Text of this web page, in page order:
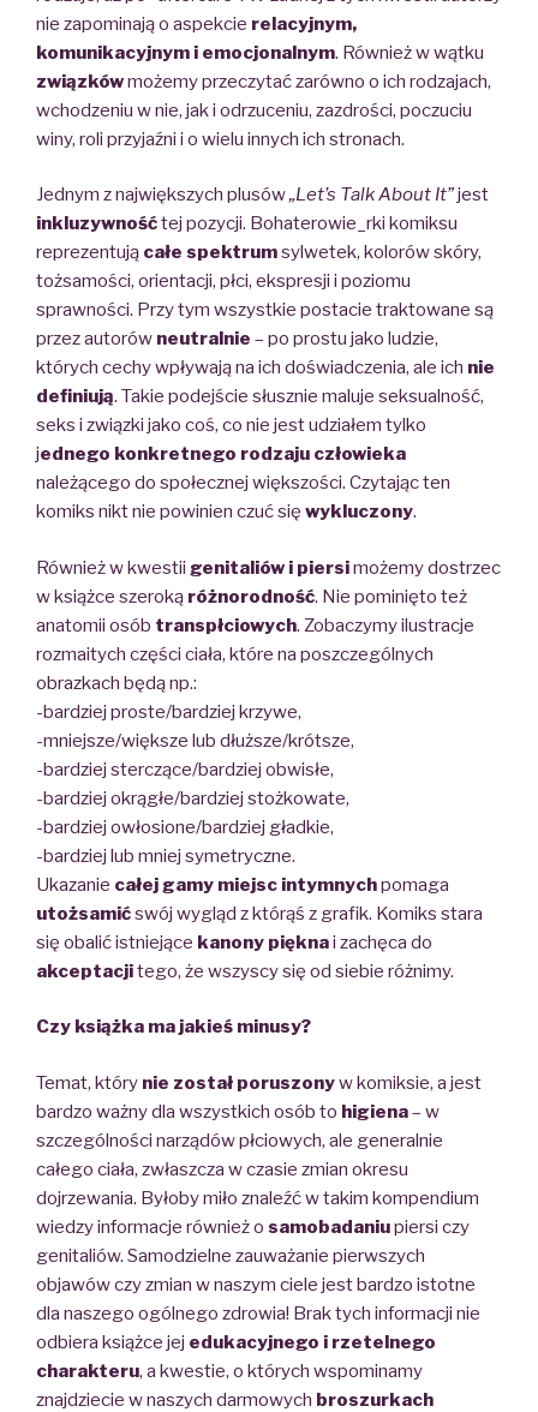
nie zapominają o aspekcie relacyjnym,
komunikacyjnym i emocjonalnym. Również w wątku
związkówmożemy przeczytać zarówno o ich rodzajach,
wchodzeniu w nie, jak i odrzuceniu, zazdrości, poczuciu
winy, roli przyjaźni i o wielu innych ich stronach.
Jednym z największych plusów„Let’s Talk About It”jest
inkluzywnośćtej pozycji. Bohaterowie_rki komiksu
reprezentują całe spektrumsylwetek, kolorów skóry,
tożsamości, orientacji, płci, ekspresji i poziomu
sprawności. Przy tym wszystkie postacie traktowane są
przez autorów neutralnie – po prostu jako ludzie,
których cechy wpływają na ich doświadczenia, ale ich nie
definiują. Takie podejście słusznie maluje seksualność,
seks i związki jako coś, co nie jest udziałem tylko
jednego konkretnego rodzaju człowieka
należącego do społecznej większości. Czytając ten
komiks nikt nie powinien czuć się wykluczony.
Również w kwestii genitaliów i piersimożemy dostrzec
w książce szeroką różnorodność. Nie pominięto też
anatomii osób transpłciowych. Zobaczymy ilustracje
rozmaitych części ciała, które na poszczególnych
obrazkach będą np.:
-bardziej proste/bardziej krzywe,
-mniejsze/większe lub dłuższe/krótsze,
-bardziej sterczące/bardziej obwisłe,
-bardziej okrągłe/bardziej stożkowate,
-bardziej owłosione/bardziej gładkie,
-bardziej lub mniej symetryczne.
Ukazanie całej gamy miejsc intymnychpomaga
utożsamićswój wygląd z którąś z grafik. Komiks stara
się obalić istniejące kanony pięknai zachęca do
akceptacjitego, że wszyscy się od siebie różnimy.
Czy książka ma jakieś minusy?
Temat, który nie został poruszonyw komiksie, a jest
bardzo ważny dla wszystkich osób to higiena– w
szczególności narządów płciowych, ale generalnie
całego ciała, zwłaszcza w czasie zmian okresu
dojrzewania. Byłoby miło znaleźć w takim kompendium
wiedzy informacje również o samobadaniupiersi czy
genitaliów. Samodzielne zauważanie pierwszych
objawów czy zmian w naszym ciele jest bardzo istotne
dla naszego ogólnego zdrowia! Brak tych informacji nie
odbiera książce jej edukacyjnego i rzetelnego
charakteru, a kwestie, o których wspominamy
znajdziecie w naszych darmowych broszurkach